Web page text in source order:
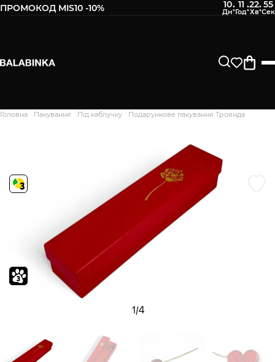
ПРОМОКОД MIS10 -10% 10: 11 :22:54
Головна Пакування Під каблучку Подaрункове пакування Троянда
1 /4
Дякуємо. Ваш відгук
відправлено СМС про наявність в нашому магазині